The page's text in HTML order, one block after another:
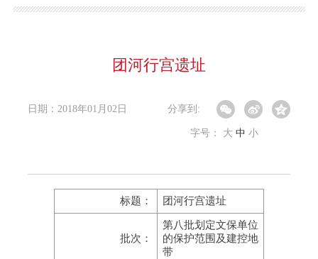
团河行宫遗址
日期：2018年01月02日 分享到:
字号： 大 中 小
标题： 团河行宫遗址
批次：
第八批划定文保单位
的保护范围及建控地
带